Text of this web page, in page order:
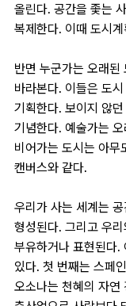
올린다. 공간을 좇는
복제한다. 이때 도시
반면 누군가는 오래
바라본다. 이들은 도
기획한다. 보이지 않
기념한다. 예술가는
비어가는 도시는 아무
캔버스와 같다.
우리가 사는 세계는
형성된다. 그리고 우
부유하거나 표현된다.
있다. 첫 번째는 스페
오소나는 천혜의 자연